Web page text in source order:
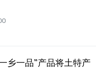
乡一品”产品将土特产